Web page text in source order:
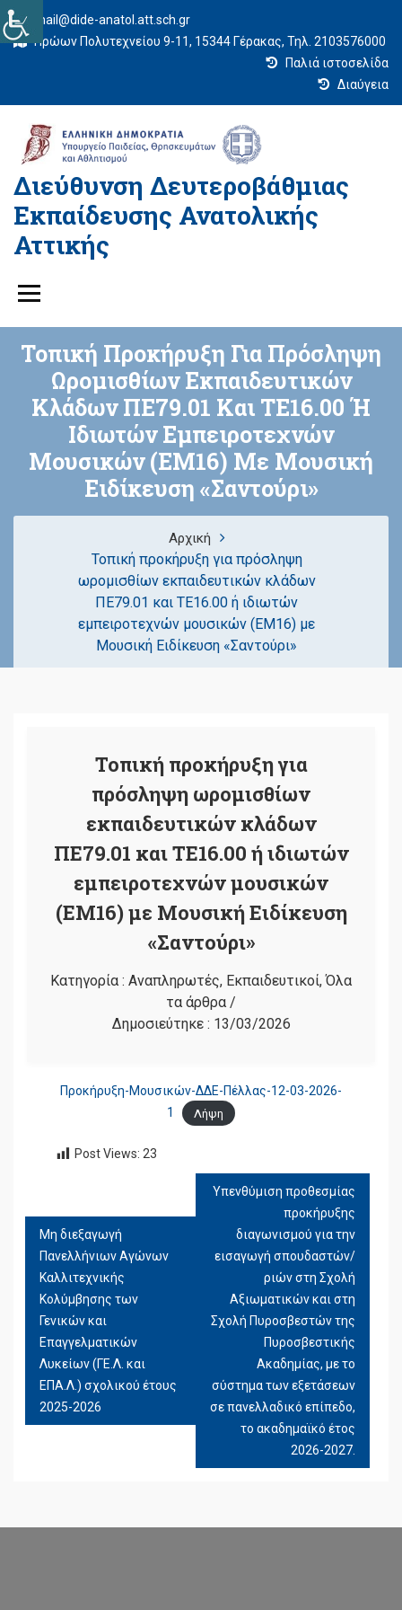
mail@dide-anatol.att.sch.gr
Ηρώων Πολυτεχνείου 9-11, 15344 Γέρακας, Τηλ. 2103576000
Παλιά ιστοσελίδα
Διαύγεια
Διεύθυνση Δευτεροβάθμιας
Εκπαίδευσης Ανατολικής
Αττικής
Τοπική Προκήρυξη Για Πρόσληψη
Ωρομισθίων Εκπαιδευτικών
Κλάδων ΠΕ79.01 Και ΤΕ16.00 Ή
Ιδιωτών Εμπειροτεχνών
Μουσικών (ΕΜ16) Με Μουσική
Ειδίκευση «Σαντούρι»
Αρχική
Τοπική προκήρυξη για πρόσληψη
ωρομισθίων εκπαιδευτικών κλάδων
ΠΕ79.01 και ΤΕ16.00 ή ιδιωτών
εμπειροτεχνών μουσικών (ΕΜ16) με
Μουσική Ειδίκευση «Σαντούρι»
Τοπική προκήρυξη για
πρόσληψη ωρομισθίων
εκπαιδευτικών κλάδων
ΠΕ79.01 και ΤΕ16.00 ή ιδιωτών
εμπειροτεχνών μουσικών
(ΕΜ16) με Μουσική Ειδίκευση
«Σαντούρι»
Κατηγορία : Αναπληρωτές, Εκπαιδευτικοί,Όλα
τα άρθρα /
Δημοσιεύτηκε : 13/03/2026
Προκήρυξη-Μουσικών-ΔΔΕ-Πέλλας-12-03-2026-
1
Λήψη
Post Views: 23
ΆΡΘΡΩΝ
Μη διεξαγωγή
Πανελλήνιων Αγώνων
Καλλιτεχνικής
Κολύμβησης των
Γενικών και
Επαγγελματικών
Λυκείων (ΓΕ.Λ. και
ΕΠΑ.Λ.) σχολικού έτους
2025-2026
Υπενθύμιση προθεσμίας
προκήρυξης
διαγωνισμού για την
εισαγωγή σπουδαστών/
ριών στη Σχολή
Αξιωματικών και στη
Σχολή Πυροσβεστών της
Πυροσβεστικής
Ακαδημίας, με το
σύστημα των εξετάσεων
σε πανελλαδικό επίπεδο,
το ακαδημαϊκό έτος
2026-2027.